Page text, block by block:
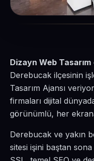
Dizayn Web Tasarım
Derebucak ilçesinin
Tasarım Ajansı
firmaları dijital
görünümlü, her
Derebucak ve yakın
sitesi işini baştan